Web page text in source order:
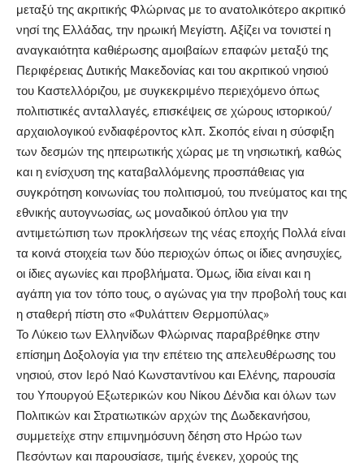
μεταξύ της ακριτικής Φλώρινας με το ανατολικότερο ακριτικό
νησί της Ελλάδας, την ηρωική Μεγίστη. Αξίζει να τονιστεί η
αναγκαιότητα καθιέρωσης αμοιβαίων επαφών μεταξύ της
Περιφέρειας Δυτικής Μακεδονίας και του ακριτικού νησιού
του Καστελλόριζου, με συγκεκριμένο περιεχόμενο όπως
πολιτιστικές ανταλλαγές, επισκέψεις σε χώρους ιστορικού/
αρχαιολογικού ενδιαφέροντος κλπ. Σκοπός είναι η σύσφιξη
των δεσμών της ηπειρωτικής χώρας με τη νησιωτική, καθώς
και η ενίσχυση της καταβαλλόμενης προσπάθειας για
συγκρότηση κοινωνίας του πολιτισμού, του πνεύματος και της
εθνικής αυτογνωσίας, ως μοναδικού όπλου για την
αντιμετώπιση των προκλήσεων της νέας εποχής Πολλά είναι
τα κοινά στοιχεία των δύο περιοχών όπως οι ίδιες ανησυχίες,
οι ίδιες αγωνίες και προβλήματα. Όμως, ίδια είναι και η
αγάπη για τον τόπο τους, ο αγώνας για την προβολή τους και
η σταθερή πίστη στο «Φυλάττειν Θερμοπύλας»
Το Λύκειο των Ελληνίδων Φλώρινας παραβρέθηκε στην
επίσημη Δοξολογία για την επέτειο της απελευθέρωσης του
νησιού, στον Ιερό Ναό Κωνσταντίνου και Ελένης, παρουσία
του Υπουργού Εξωτερικών κου Νίκου Δένδια και όλων των
Πολιτικών και Στρατιωτικών αρχών της Δωδεκανήσου,
συμμετείχε στην επιμνημόσυνη δέηση στο Ηρώο των
Πεσόντων και παρουσίασε, τιμής ένεκεν, χορούς της